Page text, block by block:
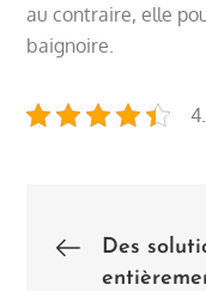
au contraire, elle
baignoire.
Post
Des